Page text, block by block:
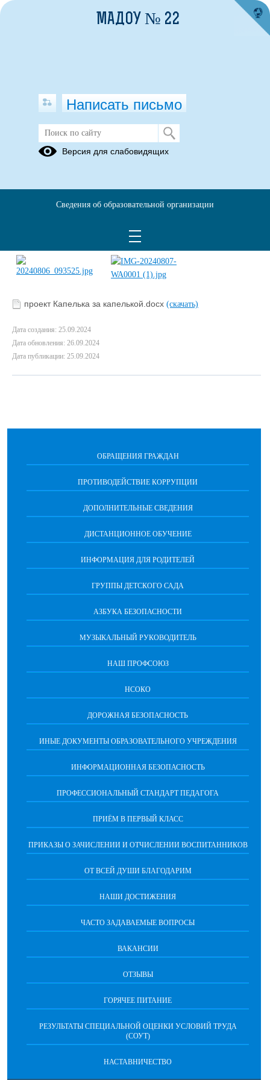
Проект «Капелька за капелькой»
проект Капелька за капелькой.docx (скачать)
Дата создания: 25.09.2024
Дата обновления: 26.09.2024
Дата публикации: 25.09.2024
ОБРАЩЕНИЯ ГРАЖДАН
ПРОТИВОДЕЙСТВИЕ КОРРУПЦИИ
ДОПОЛНИТЕЛЬНЫЕ СВЕДЕНИЯ
ДИСТАНЦИОННОЕ ОБУЧЕНИЕ
ИНФОРМАЦИЯ ДЛЯ РОДИТЕЛЕЙ
ГРУППЫ ДЕТСКОГО САДА
АЗБУКА БЕЗОПАСНОСТИ
МУЗЫКАЛЬНЫЙ РУКОВОДИТЕЛЬ
НАШ ПРОФСОЮЗ
НСОКО
ДОРОЖНАЯ БЕЗОПАСНОСТЬ
ИНЫЕ ДОКУМЕНТЫ ОБРАЗОВАТЕЛЬНОГО УЧРЕЖДЕНИЯ
ИНФОРМАЦИОННАЯ БЕЗОПАСНОСТЬ
ПРОФЕССИОНАЛЬНЫЙ СТАНДАРТ ПЕДАГОГА
ПРИЁМ В ПЕРВЫЙ КЛАСС
ПРИКАЗЫ О ЗАЧИСЛЕНИИ И ОТЧИСЛЕНИИ ВОСПИТАННИКОВ
ОТ ВСЕЙ ДУШИ БЛАГОДАРИМ
НАШИ ДОСТИЖЕНИЯ
ЧАСТО ЗАДАВАЕМЫЕ ВОПРОСЫ
ВАКАНСИИ
ОТЗЫВЫ
ГОРЯЧЕЕ ПИТАНИЕ
РЕЗУЛЬТАТЫ СПЕЦИАЛЬНОЙ ОЦЕНКИ УСЛОВИЙ ТРУДА
(СОУТ)
НАСТАВНИЧЕСТВО
МАДОУ № 22
Написать письмо
Версия для слабовидящих
Сведения об образовательной организации